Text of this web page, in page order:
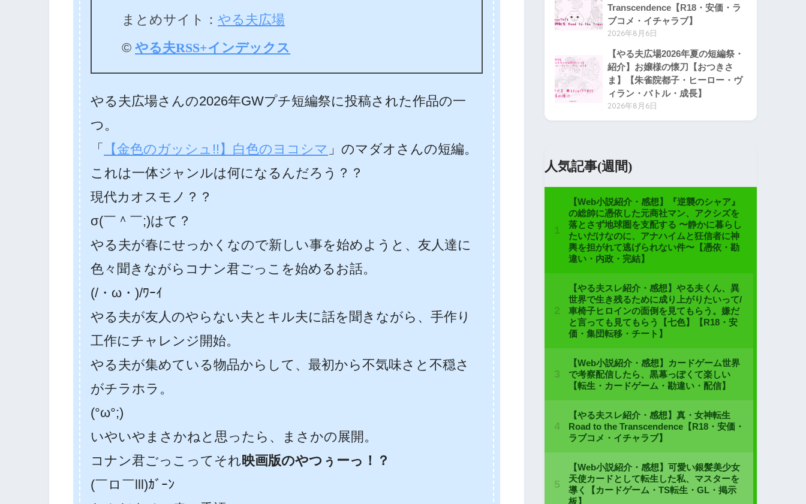
まとめサイト：やる夫広場
©やる夫RSS+インデックス
やる夫広場さんの2026年GWプチ短編祭に投稿された作品の一
つ。
「
【金色のガッシュ!!】白色のヨコシマ 」のマダオさんの短編。
これは一体ジャンルは何になるんだろう？？
現代カオスモノ？？
σ(￣＾￣;)はて？
やる夫が春にせっかくなので新しい事を始めようと、友人達に
色々聞きながらコナン君ごっこを始めるお話。
(/・ω・)/ﾜｰｲ
やる夫が友人のやらない夫とキル夫に話を聞きながら、手作り
工作にチャレンジ開始。
やる夫が集めている物品からして、最初から不気味さと不穏さ
がチラホラ。
(°ω°;)
いやいやまさかねと思ったら、まさかの展開。
コナン君ごっこってそれ映画版のやつぅーっ！？
(￣ロ￣lll)ｶﾞｰﾝ
Transcendence【R18・安価・ラ
ブコメ・イチャラブ】
2026年8月6日
【やる夫広場2026年夏の短編祭・
紹介】お嬢様の懐刀【おつきさ
ま】【朱雀院都子・ヒーロー・ヴ
ィラン・バトル・成長】
2026年8月6日
人気記事(週間)